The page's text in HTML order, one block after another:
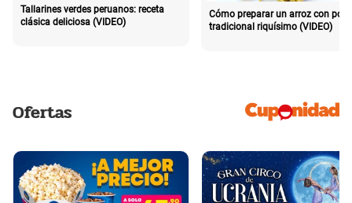
Tallarines verdes peruanos: receta
clásica deliciosa (VIDEO)
Cómo preparar un arroz con pollo
tradicional riquísimo (VIDEO)
Ofertas